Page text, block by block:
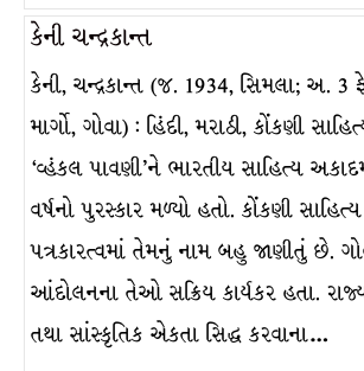
કેની ચન્દ્રકાન્ત
કેની, ચન્દ્રકાન્ત (જ. 1934, સિમલા; અ. 3
માર્ગો, ગોવા) : હિંદી, મરાઠી, કોંકણી
‘વ્હંકલ પાવણી’ને ભારતીય સાહિત્ય
વર્ષનો પુરસ્કાર મળ્યો હતો. કોંકણી
પત્રકારત્વમાં તેમનું નામ બહુ જાણીતું છે.
આંદોલનના તેઓ સક્રિય કાર્યકર હતા.
તથા સાંસ્કૃતિક એકતા સિદ્ધ કરવાના…